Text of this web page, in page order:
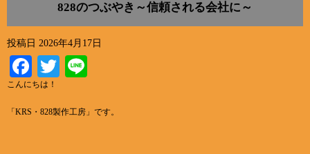
828のつぶやき～信頼される会社に～
投稿日 2026年4月17日
Facebook
Twitter
こんにちは！
「KRS・828製作工房」です。